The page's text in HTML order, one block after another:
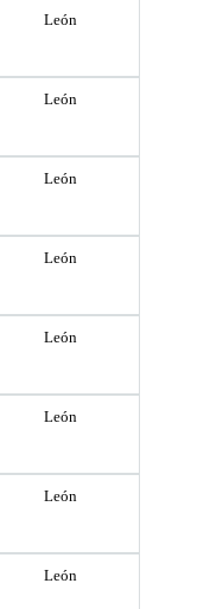
León
León
León
León
León
León
León
León